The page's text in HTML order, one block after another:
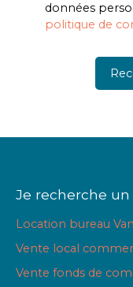
données
politique de
Je recherche un
Location bureau
Vente local
Vente fonds de